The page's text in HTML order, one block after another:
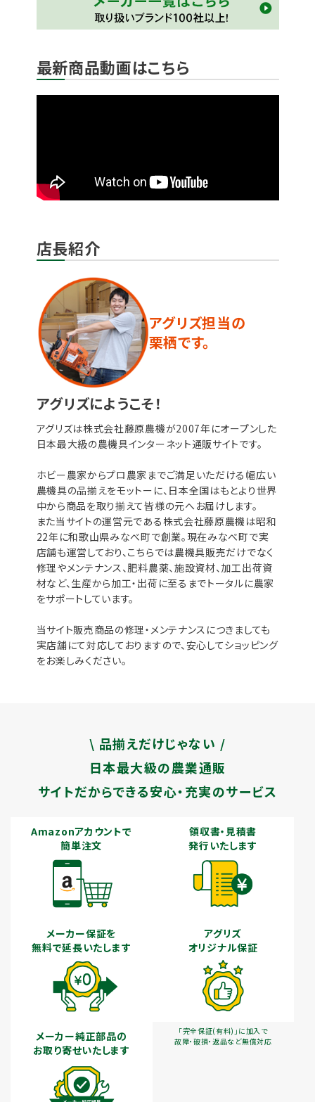
最新商品動画はこちら
店長紹介
アグリズ担当の
栗栖です。
アグリズにようこそ！
アグリズは株式会社藤原農機が2007年にオープンした
日本最大級の農機具インターネット通販サイトです。
ホビー農家からプロ農家までご満足いただける幅広い
農機具の品揃えをモットーに、日本全国はもとより世界
中から商品を取り揃えて皆様の元へお届けします。
また当サイトの運営元である株式会社藤原農機は昭和
22年に和歌山県みなべ町で創業。現在みなべ町で実
店舗も運営しており、こちらでは農機具販売だけでなく
修理やメンテナンス、肥料農薬、施設資材、加工出荷資
材など、生産から加工・出荷に至るまでトータルに農家
をサポートしています。
当サイト販売商品の修理・メンテナンスにつきましても
実店舗にて対応しておりますので、安心してショッピング
をお楽しみください。
\ 品揃えだけじゃない /
日本最大級の農業通販
サイトだからできる安心・充実のサービス
Amazonアカウントで
簡単注文
領収書・見積書
発行いたします
メーカー保証を
無料で延長いたします
アグリズ
オリジナル保証
「完全保証(有料)」に加入で
故障・破損・返品など無償対応
メーカー純正部品の
お取り寄せいたします